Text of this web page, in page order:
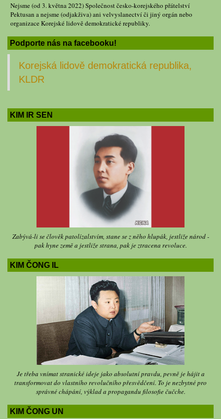
Nejsme (od 3. května 2022) Společnost česko-korejského přátelství
Pektusan a nejsme (odjakživa) ani velvyslanectví či jiný orgán nebo
organizace Korejské lidově demokratické republiky.
Podporte nás na facebooku!
Korejská lidově demokratická republika,
KLDR
KIM IR SEN
Zabývá-li se člověk patolízalstvím, stane se z něho hlupák, jestliže národ -
pak hyne země a jestliže strana, pak je ztracena revoluce.
KIM ČONG IL
Je třeba vnímat stranické ideje jako absolutní pravdu, pevně je hájit a
transformovat do vlastního revolučního přesvědčení. To je nezbytné pro
správné chápání, výklad a propagandu filosofie čučche.
KIM ČONG UN